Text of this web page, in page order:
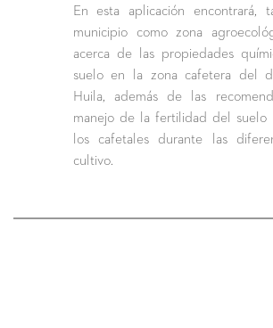
En esta aplicación encontrará,
municipio como zona
acerca de las propiedades
suelo en la zona cafetera del
Huila, además de las
manejo de la fertilidad del
los cafetales durante las
cultivo.